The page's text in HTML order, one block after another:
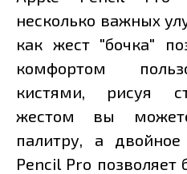
несколько важных
как жест "бочка"
комфортом
кистями, рисуя
жестом вы
палитру, а
Pencil Pro позволяет